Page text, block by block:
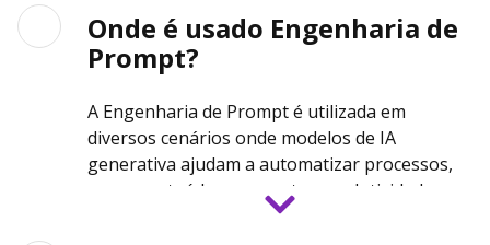
Onde é usado Engenharia de
Prompt?
A Engenharia de Prompt é utilizada em
diversos cenários onde modelos de IA
generativa ajudam a automatizar processos,
gerar conteúdo e aumentar produtividade.
Entre os principais casos de uso estão: